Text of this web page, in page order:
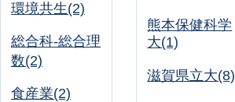
環境共生(2)
総合科-総合理
数(2)
食産業(2)
熊本保健科学
大(1)
滋賀県立大(8)